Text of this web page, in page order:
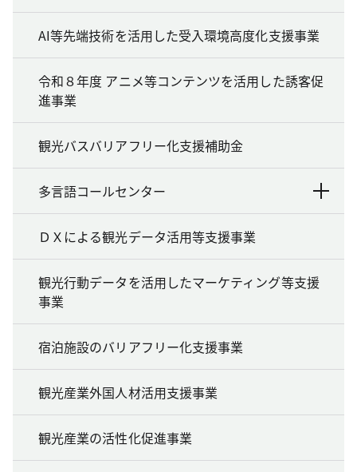
AI等先端技術を活用した受入環境高度化支援事業
令和８年度 アニメ等コンテンツを活用した誘客促
進事業
観光バスバリアフリー化支援補助金
多言語コールセンター
ＤＸによる観光データ活用等支援事業
観光行動データを活用したマーケティング等支援
事業
宿泊施設のバリアフリー化支援事業
観光産業外国人材活用支援事業
観光産業の活性化促進事業